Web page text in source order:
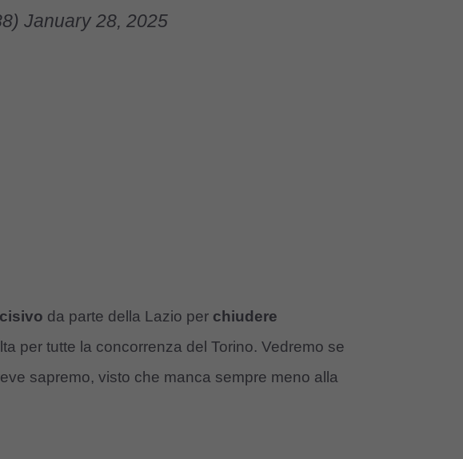
January 28, 2025
da parte della Lazio per
chiudere
per tutte la concorrenza del Torino. Vedremo se
sapremo, visto che manca sempre meno alla